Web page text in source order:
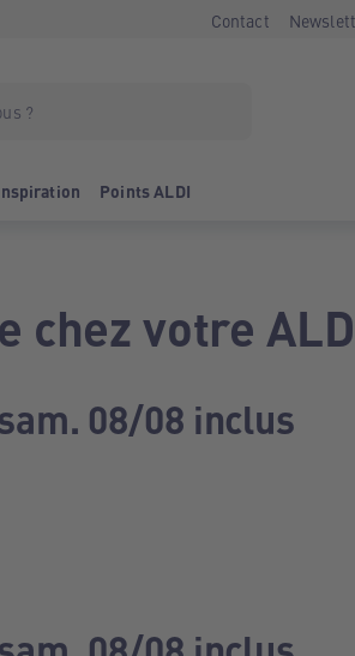
Contact
Points ALDI
chez votre
08/08 inclus